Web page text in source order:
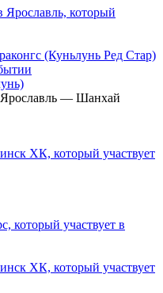
— Шанхай